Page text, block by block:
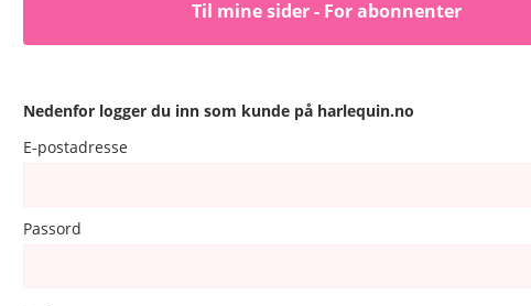
Til mine sider - For abonnenter
Nedenfor logger du inn som kunde på harlequin.no
E-postadresse
Passord